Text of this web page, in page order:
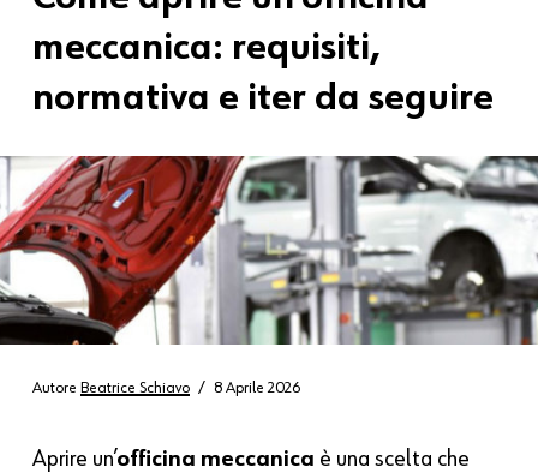
meccanica: requisiti,
normativa e iter da seguire
Autore Beatrice Schiavo 8 Aprile 2026
Aprire un’officina meccanica è una scelta che